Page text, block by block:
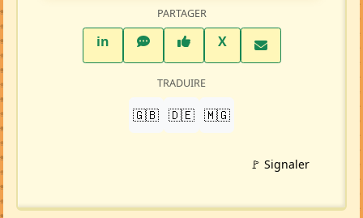
PARTAGER
inLinkedInWhatsAppFacebook
XTwitter X
TRADUIRE
🇬🇧 🇩🇪 🇲🇬
🚩 Signaler